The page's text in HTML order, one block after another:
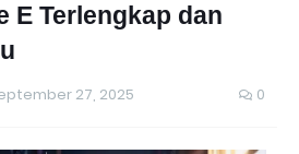
E Terlengkap dan
27, 2025 0